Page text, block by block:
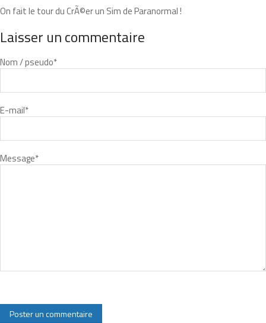
On fait le tour du CrÃ©er un Sim de Paranormal !
Laisser un commentaire
Nom / pseudo*
E-mail*
Message*